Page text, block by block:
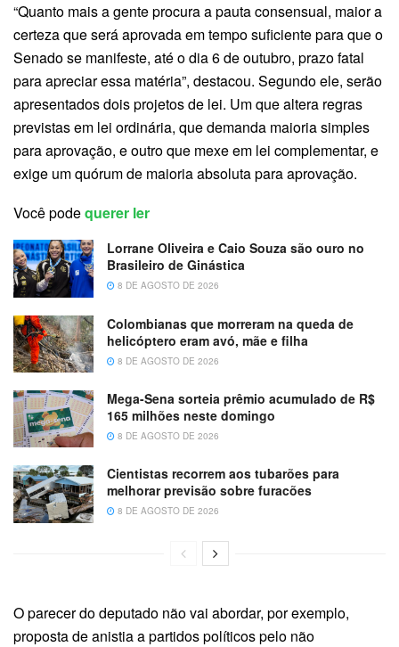
“Quanto mais a gente procura a pauta consensual, maior a
certeza que será aprovada em tempo suficiente para que o
Senado se manifeste, até o dia 6 de outubro, prazo fatal
para apreciar essa matéria”, destacou. Segundo ele, serão
apresentados dois projetos de lei. Um que altera regras
previstas em lei ordinária, que demanda maioria simples
para aprovação, e outro que mexe em lei complementar, e
exige um quórum de maioria absoluta para aprovação.
Você podequerer ler
Lorrane Oliveira e Caio Souza são ouro no
Brasileiro de Ginástica
8 DE AGOSTO DE 2026
Colombianas que morreram na queda de
helicóptero eram avó, mãe e filha
8 DE AGOSTO DE 2026
Mega-Sena sorteia prêmio acumulado de R$
165 milhões neste domingo
8 DE AGOSTO DE 2026
Cientistas recorrem aos tubarões para
melhorar previsão sobre furacões
8 DE AGOSTO DE 2026
O parecer do deputado não vai abordar, por exemplo,
proposta de anistia a partidos políticos pelo não